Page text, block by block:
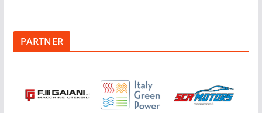
PARTNER